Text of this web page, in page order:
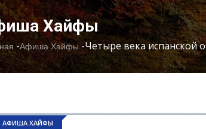
Хайфы
-Афиша Хайфы -Четыре века испанской
АФИША ХАЙФЫ